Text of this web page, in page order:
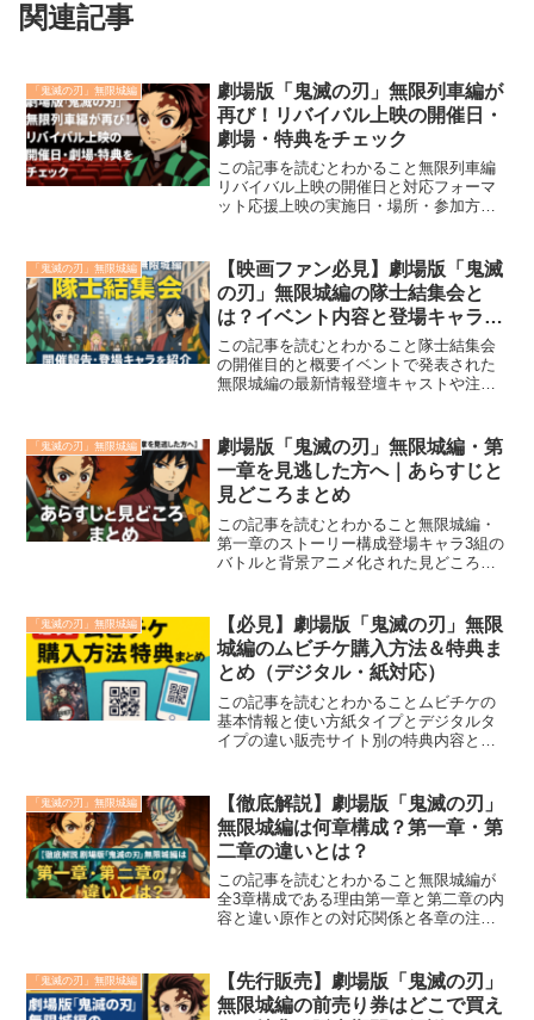
関連記事
「鬼滅の刃」無限城編
劇場版「鬼滅の刃」無限列車編が
再び！リバイバル上映の開催日・
劇場・特典をチェック
この記事を読むとわかること無限列車編
リバイバル上映の開催日と対応フォーマ
ット応援上映の実施日・場所・参加方法
IMAX・4K・海外上映などの特別展開
2025年5月9日から全国...
「鬼滅の刃」無限城編
【映画ファン必見】劇場版「鬼滅
の刃」無限城編の隊士結集会と
は？イベント内容と登場キャラま
とめ
この記事を読むとわかること隊士結集会
の開催目的と概要イベントで発表された
無限城編の最新情報登壇キャストや注目
版「鬼滅の刃」無限城編』の「隊士結集
会」は、最新...
「鬼滅の刃」無限城編
劇場版「鬼滅の刃」無限城編・第
一章を見逃した方へ｜あらすじと
見どころまとめ
この記事を読むとわかること無限城編・
第一章のストーリー構成登場キャラ3組の
バトルと背景アニメ化された見どころの
一章『猗窩座再来』が、2025年7月18日
に公開され、フ...
「鬼滅の刃」無限城編
【必見】劇場版「鬼滅の刃」無限
城編のムビチケ購入方法＆特典ま
とめ（デジタル・紙対応）
この記事を読むとわかることムビチケの
基本情報と使い方紙タイプとデジタルタ
イプの違い販売サイト別の特典内容と購
は、なんとAimerとLiSAによるW主題歌が
起用...
「鬼滅の刃」無限城編
【徹底解説】劇場版「鬼滅の刃」
無限城編は何章構成？第一章・第
二章の違いとは？
この記事を読むとわかること無限城編が
全3章構成である理由第一章と第二章の内
容と違い原作との対応関係と各章の注目
リーズの最終章にあたるエピソードを劇
場三部作として描く...
「鬼滅の刃」無限城編
【先行販売】劇場版「鬼滅の刃」
無限城編の前売り券はどこで買え